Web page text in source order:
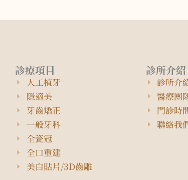
診療項目
人工植牙
隱適美
牙齒矯正
一般牙科
全瓷冠
全口重建
美白貼片/3D齒雕
診所介紹
診所介
醫療團
門診時
聯絡我